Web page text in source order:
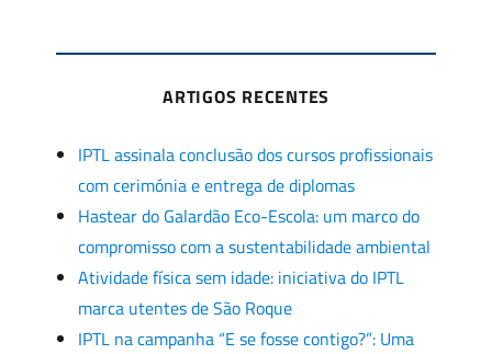
ARTIGOS RECENTES
IPTL assinala conclusão dos cursos profissionais
com cerimónia e entrega de diplomas
Hastear do Galardão Eco-Escola: um marco do
compromisso com a sustentabilidade ambiental
Atividade física sem idade: iniciativa do IPTL
marca utentes de São Roque
IPTL na campanha “E se fosse contigo?”: Uma